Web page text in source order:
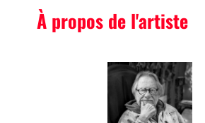
À propos de l'artiste